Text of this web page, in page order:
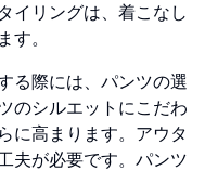
イリングは、着こなし
す。
る際には、パンツの選
のシルエットにこだわ
に高まります。アウタ
夫が必要です。パンツ